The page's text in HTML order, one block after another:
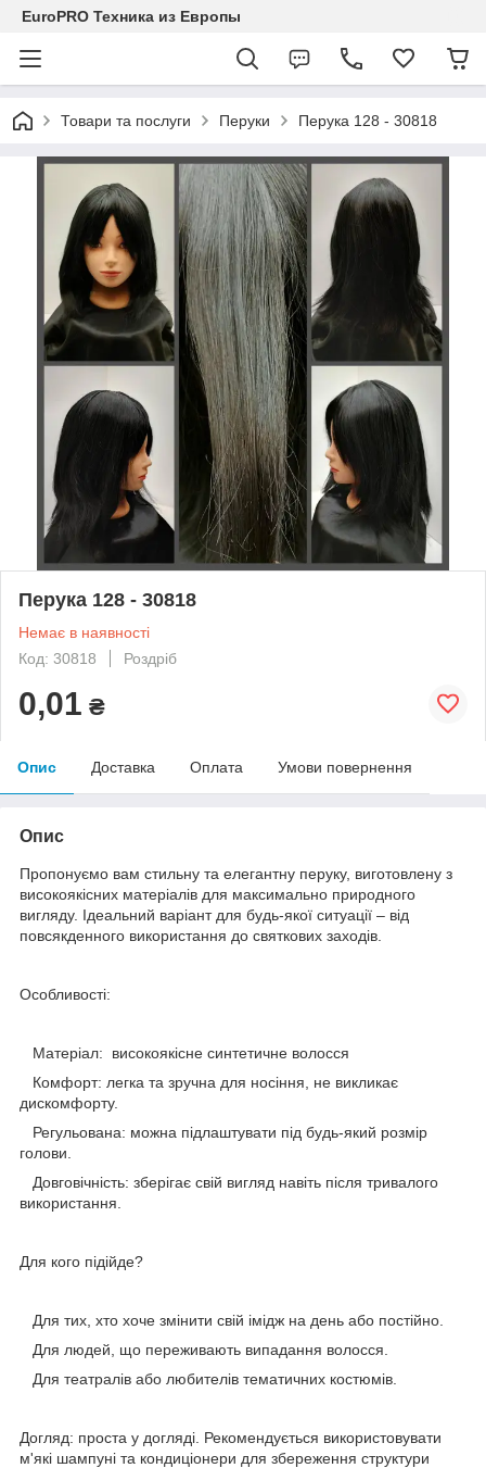
EuroPRO Техника из Европы
Товари та послуги Перуки Перука 128 - 30818
Перука 128 - 30818
Немає в наявності
Код: 30818
Роздріб
0,01 ₴
Опис Доставка Оплата Умови повернення
Опис
Пропонуємо вам стильну та елегантну перуку, виготовлену з
високоякісних матеріалів для максимально природного
вигляду. Ідеальний варіант для будь-якої ситуації – від
повсякденного використання до святкових заходів.
Особливості:
Матеріал: високоякісне синтетичне волосся
Комфорт: легка та зручна для носіння, не викликає
дискомфорту.
Регульована: можна підлаштувати під будь-який розмір
голови.
Довговічність: зберігає свій вигляд навіть після тривалого
використання.
Для кого підійде?
Для тих, хто хоче змінити свій імідж на день або постійно.
Для людей, що переживають випадання волосся.
Для театралів або любителів тематичних костюмів.
Догляд: проста у догляді. Рекомендується використовувати
м'які шампуні та кондиціонери для збереження структури